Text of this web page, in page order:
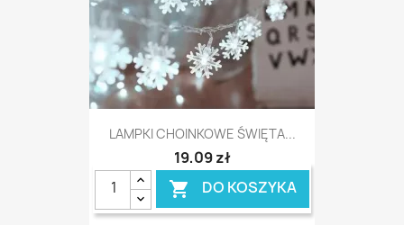
LAMPKI CHOINKOWE ŚWIĘTA...
19,09 zł
 DO KOSZYKA